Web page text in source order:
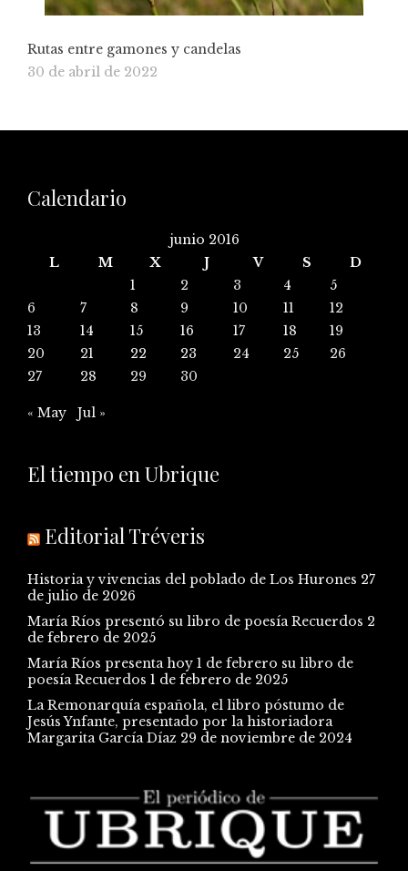
Rutas entre gamones y candelas
30 de abril de 2022
Calendario
junio 2016
L
M X J V S
D
1
2 3 4
5
6
7 8 9 10 11
12
13
14 15 16 17 18
19
20
21 22 23 24 25
26
27
28 29 30
« May Jul »
El tiempo en Ubrique
Editorial Tréveris
Historia y vivencias del poblado de Los Hurones 27
de julio de 2026
María Ríos presentó su libro de poesía Recuerdos 2
de febrero de 2025
María Ríos presenta hoy 1 de febrero su libro de
poesía Recuerdos 1 de febrero de 2025
La Remonarquía española, el libro póstumo de
Jesús Ynfante, presentado por la historiadora
Margarita García Díaz 29 de noviembre de 2024